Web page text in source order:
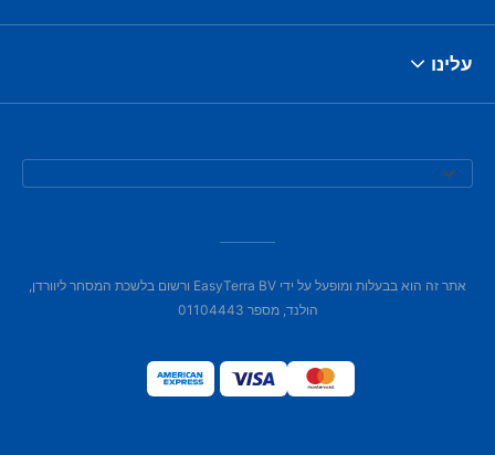
עלינו
אתר זה הוא בבעלות ומופעל על ידי EasyTerra BV ורשום בלשכת המסחר ליוורדן,
הולנד, מספר 01104443